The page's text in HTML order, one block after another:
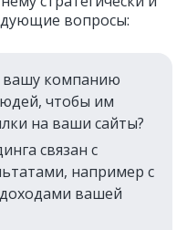
вопросы:
вашу компанию
чтобы им
на ваши сайты?
связан с
например с
вашей